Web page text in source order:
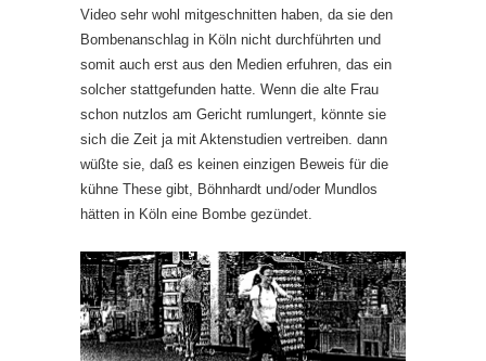
Video sehr wohl mitgeschnitten haben, da sie den
Bombenanschlag in Köln nicht durchführten und
somit auch erst aus den Medien erfuhren, das ein
solcher stattgefunden hatte. Wenn die alte Frau
schon nutzlos am Gericht rumlungert, könnte sie
sich die Zeit ja mit Aktenstudien vertreiben. dann
wüßte sie, daß es keinen einzigen Beweis für die
kühne These gibt, Böhnhardt und/oder Mundlos
hätten in Köln eine Bombe gezündet.